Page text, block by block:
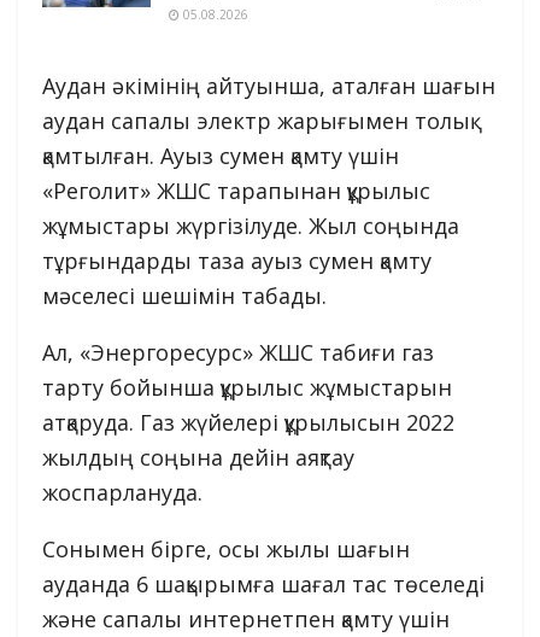
05.08.2026
Аудан әкімінің айтуынша, аталған шағын
аудан сапалы электр жарығымен толық
қамтылған. Ауыз сумен қамту үшін
«Реголит» ЖШС тарапынан құрылыс
жұмыстары жүргізілуде. Жыл соңында
тұрғындарды таза ауыз сумен қамту
мәселесі шешімін табады.
Ал, «Энергоресурс» ЖШС табиғи газ
тарту бойынша құрылыс жұмыстарын
атқаруда. Газ жүйелері құрылысын 2022
жылдың соңына дейін аяқтау
жоспарлануда.
Сонымен бірге, осы жылы шағын
ауданда 6 шақырымға шағал тас төселеді
және сапалы интернетпен қамту үшін